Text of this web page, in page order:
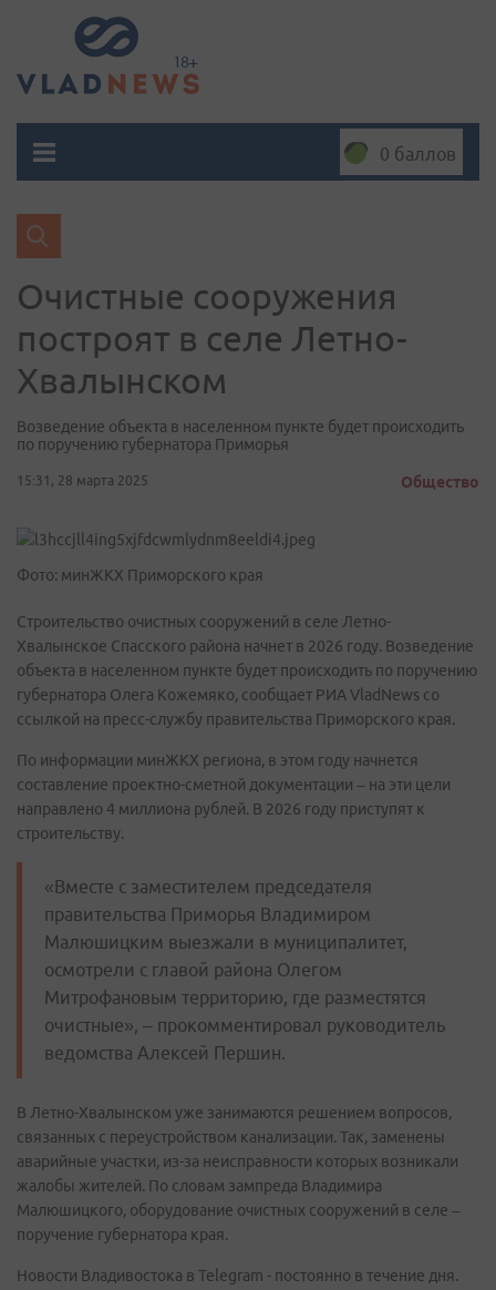
0 баллов
Очистные сооружения
построят в селе Летно-
Хвалынском
Возведение объекта в населенном пункте будет происходить
по поручению губернатора Приморья
15:31, 28 марта 2025 Общество
Фото: минЖКХ Приморского края
Строительство очистных сооружений в селе Летно-
Хвалынское Спасского района начнет в 2026 году. Возведение
объекта в населенном пункте будет происходить по поручению
губернатора Олега Кожемяко, сообщает РИА VladNews со
ссылкой на пресс-службу правительства Приморского края.
По информации минЖКХ региона, в этом году начнется
составление проектно-сметной документации – на эти цели
направлено 4 миллиона рублей. В 2026 году приступят к
строительству.
«Вместе с заместителем председателя
правительства Приморья Владимиром
Малюшицким выезжали в муниципалитет,
осмотрели с главой района Олегом
Митрофановым территорию, где разместятся
очистные», – прокомментировал руководитель
ведомства Алексей Першин.
В Летно-Хвалынском уже занимаются решением вопросов,
связанных с переустройством канализации. Так, заменены
аварийные участки, из-за неисправности которых возникали
жалобы жителей. По словам зампреда Владимира
Малюшицкого, оборудование очистных сооружений в селе –
поручение губернатора края.
Новости Владивостока в Telegram - постоянно в течение дня.